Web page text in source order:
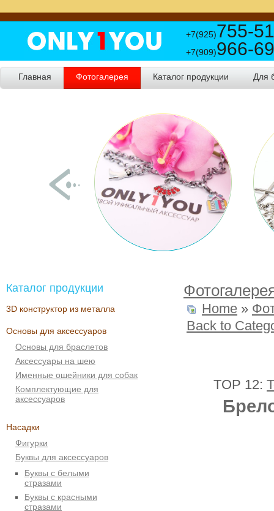
+7(925)755-
+7(909)966-
Главная Фотогалерея Каталог продукции Для
Каталог продукции
3D конструктор из металла
Основы для аксессуаров
Основы для браслетов
Аксессуары на шею
Именные ошейники для собак
Комплектующие для
аксессуаров
Насадки
Фигурки
Буквы для аксессуаров
Буквы с белыми
стразами
Буквы с красными
стразами
Home »
Back to
TOP 12: